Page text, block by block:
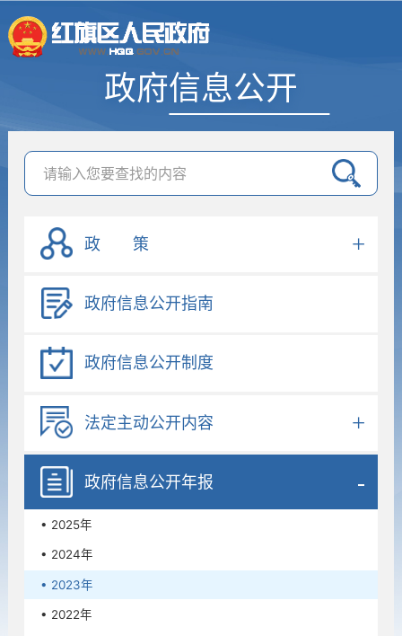
政府信息公开
政 策
政府信息公开指南
政府信息公开制度
法定主动公开内容
政府信息公开年报
• 2025年
• 2024年
• 2023年
• 2022年